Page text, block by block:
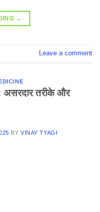
→
Leave a comment
असरदार तरीके और
BYVINAY TYAGI